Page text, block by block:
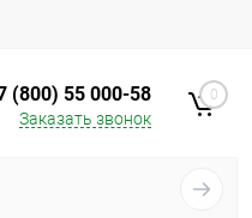
(800) 55 000-58
Заказать звонок
0